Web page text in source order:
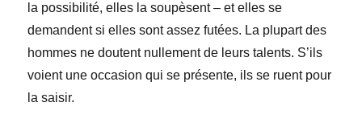
la possibilité, elles la soupèsent – et elles se
demandent si elles sont assez futées. La plupart des
hommes ne doutent nullement de leurs talents. S’ils
voient une occasion qui se présente, ils se ruent pour
la saisir.